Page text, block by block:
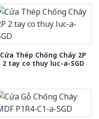
Cửa Thép Chống Cháy 2P
2 tay co thuy luc-a-SGD